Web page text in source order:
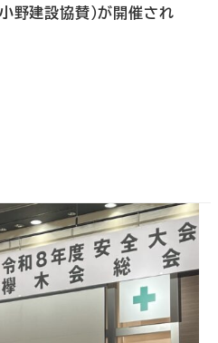
野建設協賛）が開催され